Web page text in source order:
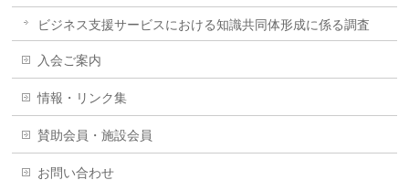
ビジネス支援サービスにおける知識共同体形成に係る調査
入会ご案内
情報・リンク集
賛助会員・施設会員
お問い合わせ